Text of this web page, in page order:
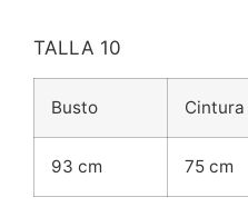
TALLA 10
Busto Cintura
93 cm 75 cm